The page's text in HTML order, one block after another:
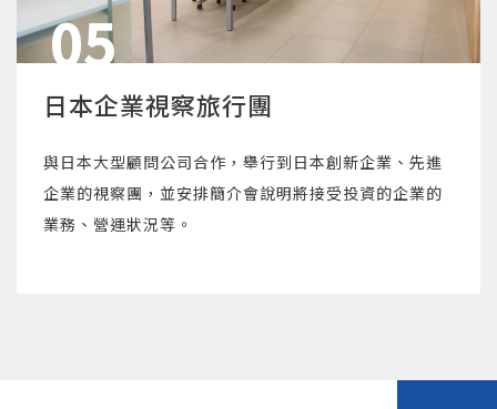
05
日本企業視察旅行團
與日本大型顧問公司合作，舉行到日本創新企業、先進
企業的視察團，並安排簡介會說明將接受投資的企業的
業務、營運狀況等。